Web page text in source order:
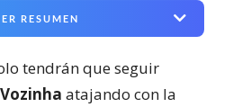
RESUMEN
tendrán que seguir
Vozinha atajando con la